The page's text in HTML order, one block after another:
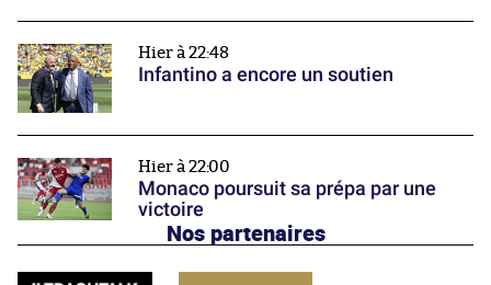
Hier à 22:48
Infantino a encore un soutien
Hier à 22:00
Monaco poursuit sa prépa par une
victoire
Nos partenaires